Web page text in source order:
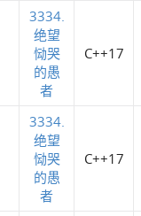
3334.
绝望
恸哭
的愚
者
C++17
3334.
绝望
恸哭
的愚
者
C++17